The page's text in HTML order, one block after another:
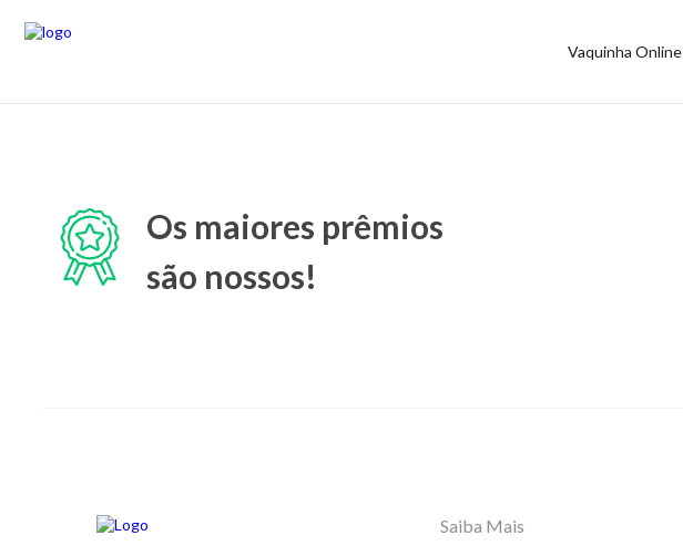
Vaquinha Online
Os maiores prêmios
são nossos!
Saiba Mais